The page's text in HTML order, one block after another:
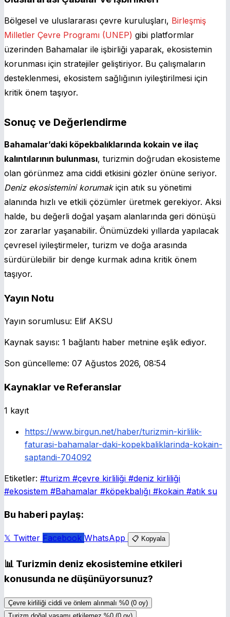
Bölgesel ve uluslararası çevre kuruluşları, Birleşmiş
Milletler Çevre Programı (UNEP) gibi platformlar
üzerinden Bahamalar ile işbirliği yaparak, ekosistemin
korunması için stratejiler geliştiriyor. Bu çalışmaların
desteklenmesi, ekosistem sağlığının iyileştirilmesi için
kritik önem taşıyor.
Sonuç ve Değerlendirme
Bahamalar’daki köpekbalıklarında kokain ve ilaç
kalıntılarının bulunması, turizmin doğrudan ekosisteme
olan görünmez ama ciddi etkisini gözler önüne seriyor.
Deniz ekosistemini korumakiçin atık su yönetimi
alanında hızlı ve etkili çözümler üretmek gerekiyor. Aksi
halde, bu değerli doğal yaşam alanlarında geri dönüşü
zor zararlar yaşanabilir. Önümüzdeki yıllarda yapılacak
çevresel iyileştirmeler, turizm ve doğa arasında
sürdürülebilir bir denge kurmak adına kritik önem
taşıyor.
Yayın Notu
Yayın sorumlusu: Elif AKSU
Kaynak sayısı: 1 bağlantı haber metnine eşlik ediyor.
Son güncelleme: 07 Ağustos 2026, 08:54
Kaynaklar ve Referanslar
1 kayıt
https://www.birgun.net/haber/turizmin-kirlilik-
faturasi-bahamalar-daki-kopekbaliklarinda-kokain-
saptandi-704092
Etiketler: #turizm #çevre kirliliği #deniz kirliliği
#ekosistem #Bahamalar #köpekbalığı #kokain #atık su
Bu haberi paylaş:
𝕏 Twitter Facebook WhatsApp 📋 Kopyala
📊 Turizmin deniz ekosistemine etkileri
konusunda ne düşünüyorsunuz?
Çevre kirliliği ciddi ve önlem alınmalı %0 (0 oy)